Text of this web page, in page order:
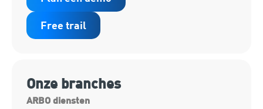
Free trail
Onze branches
ARBO diensten